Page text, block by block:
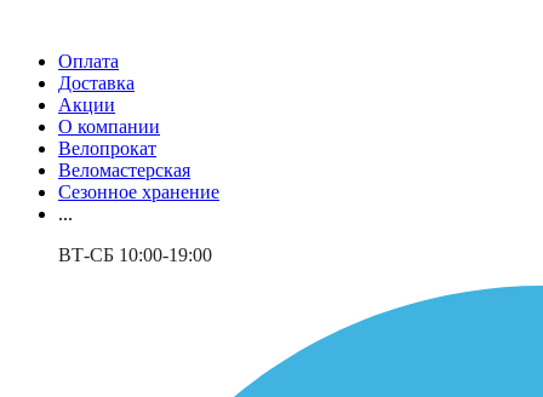
Оплата
Доставка
Акции
О компании
Велопрокат
Веломастерская
Сезонное хранение
...
ВТ-СБ 10:00-19:00